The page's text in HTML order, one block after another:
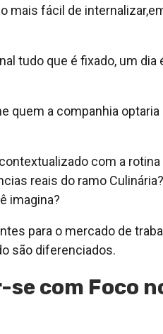
mais fácil de
tudo que é fixado, um dia
quem a companhia
com a
reais do ramo
imagina?
para o mercado de
são diferenciados.
com Foco